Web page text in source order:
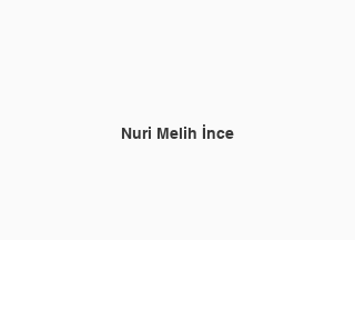
Nuri Melih İnce